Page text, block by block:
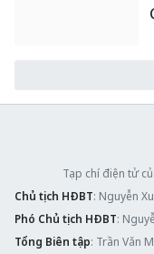
Tạp chí điện tử
Chủ tịch HĐBT: Nguyễn
Phó Chủ tịch HĐBT:
Tổng Biên tập: Trần Văn